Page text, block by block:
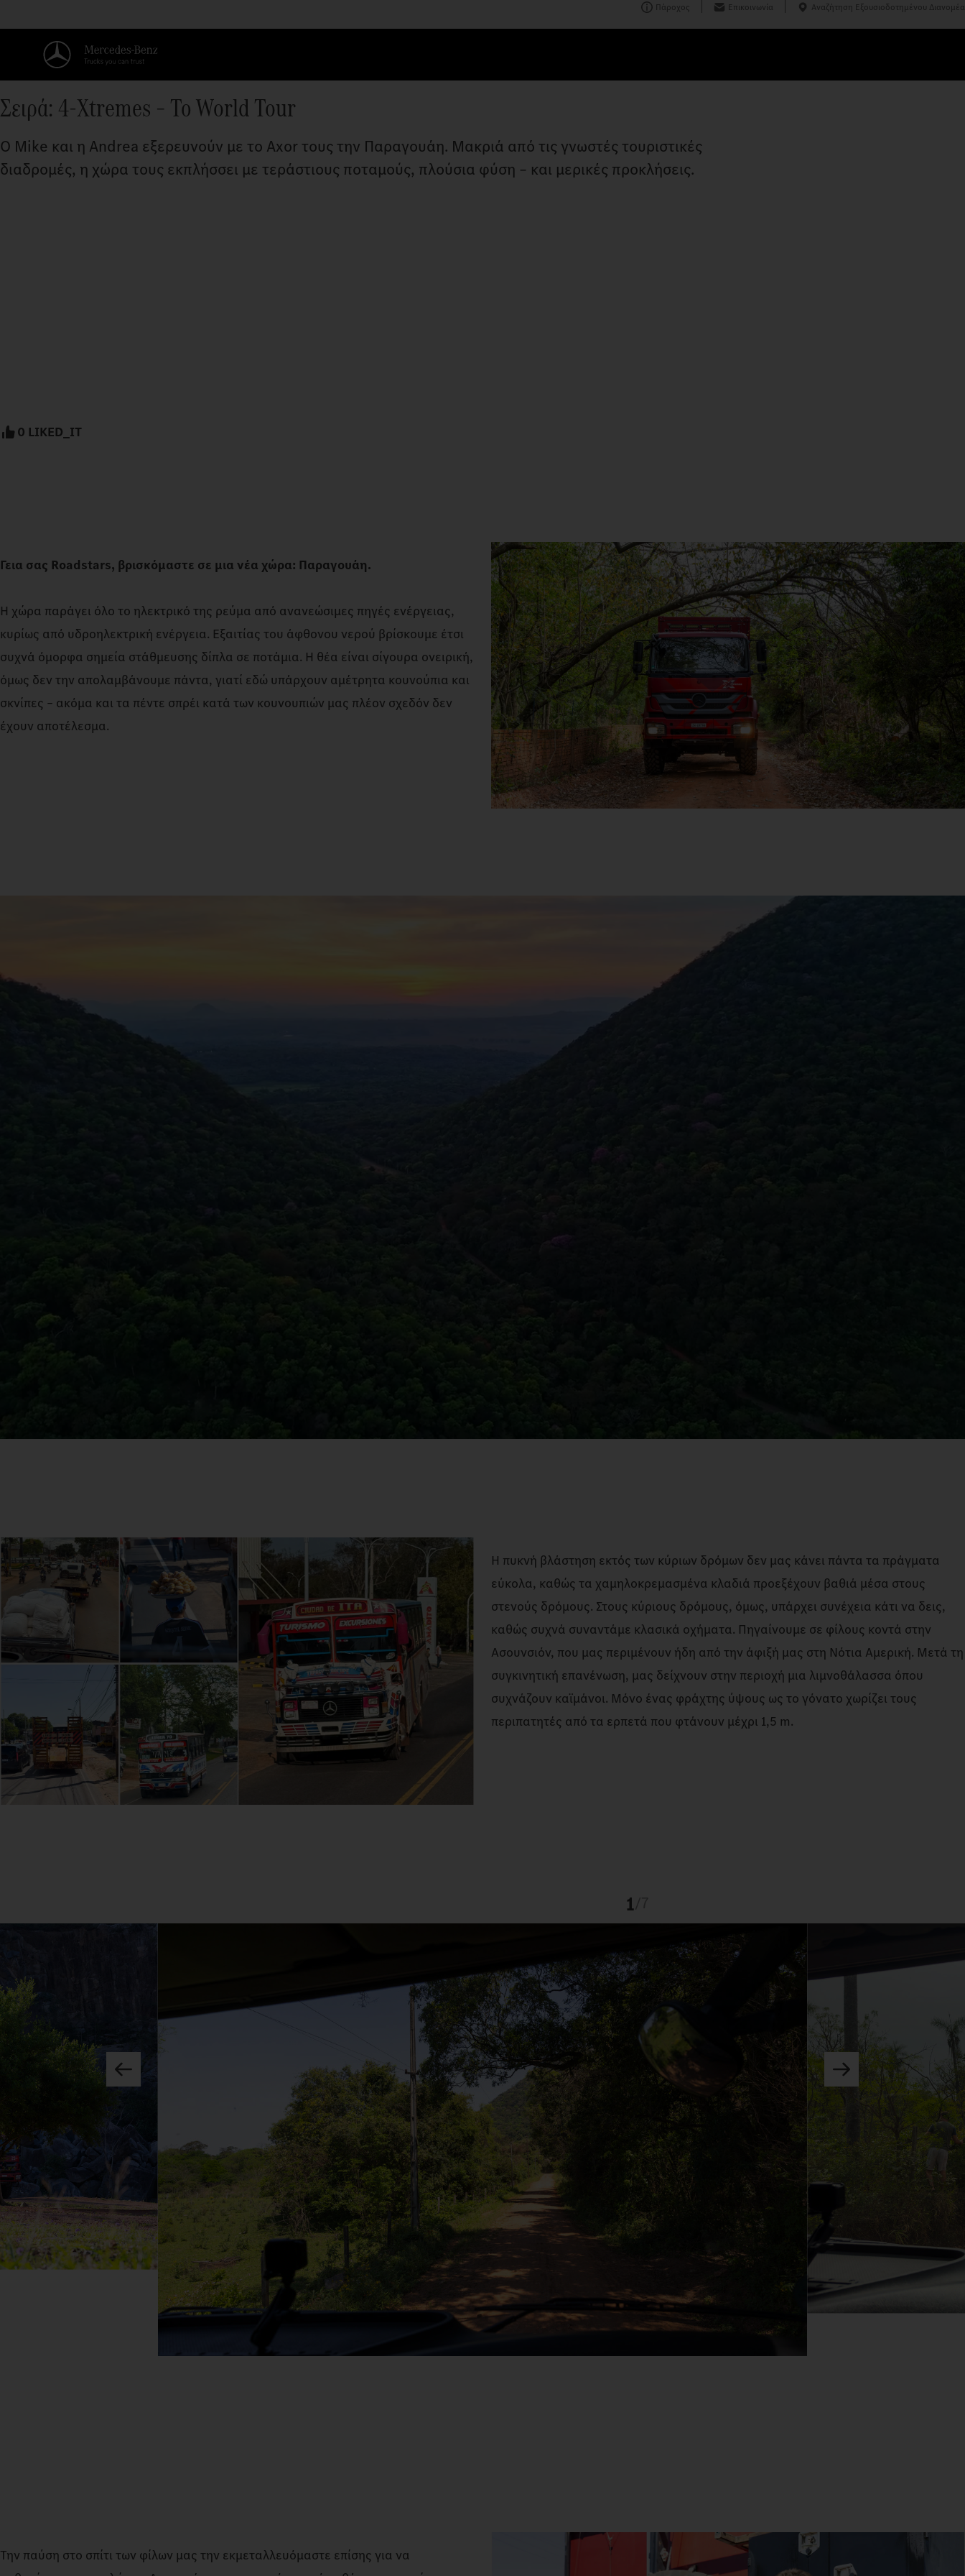
Πάροχος Επικοινωνία Αναζήτηση Εξουσιοδοτημένου Διανομέα
Σειρά: 4-Xtremes – Το World Tour
Ο Mike και η Andrea εξερευνούν με το Axor τους την Παραγουάη. Μακριά από τις γνωστές τουριστικές
διαδρομές, η χώρα τους εκπλήσσει με τεράστιους ποταμούς, πλούσια φύση – και μερικές προκλήσεις.
0 LIKED_IT
Γεια σας Roadstars, βρισκόμαστε σε μια νέα χώρα: Παραγουάη.
Η χώρα παράγει όλο το ηλεκτρικό της ρεύμα από ανανεώσιμες πηγές ενέργειας,
κυρίως από υδροηλεκτρική ενέργεια. Εξαιτίας του άφθονου νερού βρίσκουμε έτσι
συχνά όμορφα σημεία στάθμευσης δίπλα σε ποτάμια. Η θέα είναι σίγουρα ονειρική,
όμως δεν την απολαμβάνουμε πάντα, γιατί εδώ υπάρχουν αμέτρητα κουνούπια και
σκνίπες – ακόμα και τα πέντε σπρέι κατά των κουνουπιών μας πλέον σχεδόν δεν
έχουν αποτέλεσμα.
Η πυκνή βλάστηση εκτός των κύριων δρόμων δεν μας κάνει πάντα τα πράγματα
εύκολα, καθώς τα χαμηλοκρεμασμένα κλαδιά προεξέχουν βαθιά μέσα στους
στενούς δρόμους. Στους κύριους δρόμους, όμως, υπάρχει συνέχεια κάτι να δεις,
καθώς συχνά συναντάμε κλασικά οχήματα. Πηγαίνουμε σε φίλους κοντά στην
Ασουνσιόν, που μας περιμένουν ήδη από την άφιξή μας στη Νότια Αμερική. Μετά τη
συγκινητική επανένωση, μας δείχνουν στην περιοχή μια λιμνοθάλασσα όπου
συχνάζουν καϊμάνοι. Μόνο ένας φράχτης ύψους ως το γόνατο χωρίζει τους
περιπατητές από τα ερπετά που φτάνουν μέχρι 1,5 m.
1
Την παύση στο σπίτι των φίλων μας την εκμεταλλευόμαστε επίσης για να